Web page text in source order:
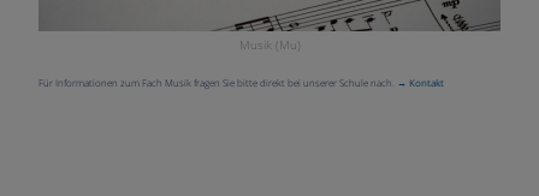
Musik (Mu)
Für Informationen zum Fach Musik fragen Sie bitte direkt bei unserer Schule nach. → Kontakt